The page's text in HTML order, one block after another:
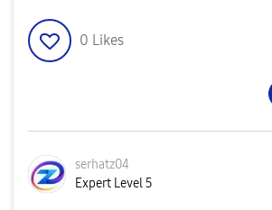
0 Likes
serhatz04
Expert Level 5